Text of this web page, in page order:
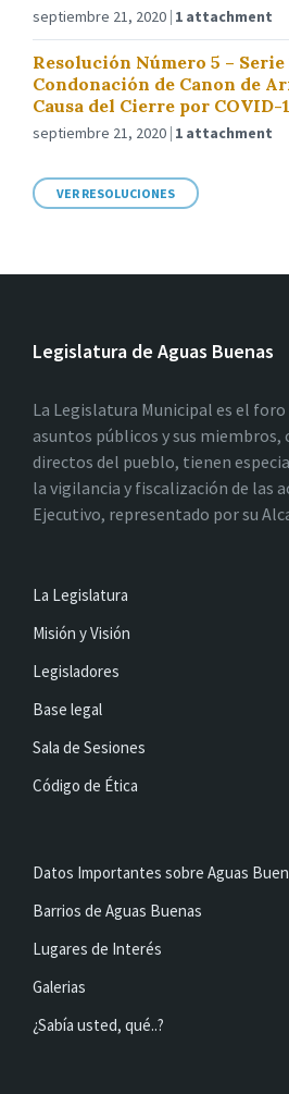
septiembre 21, 2020 1 attachment
Resolución Número 5 – Serie
Condonación de Canon de
Causa del Cierre por COVID-
septiembre 21, 2020 1 attachment
VER RESOLUCIONES
Legislatura de Aguas Buenas
La Legislatura Municipal es el
asuntos públicos y sus
directos del pueblo, tienen
la vigilancia y fiscalización de las
Ejecutivo, representado por su
La Legislatura
Misión y Visión
Legisladores
Base legal
Sala de Sesiones
Código de Ética
Datos Importantes sobre Aguas
Barrios de Aguas Buenas
Lugares de Interés
Galerias
¿Sabía usted, qué..?